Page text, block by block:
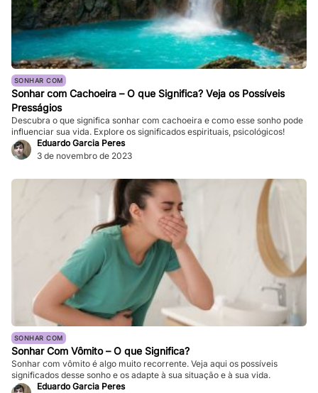
SONHAR COM
Sonhar com Cachoeira – O que Significa? Veja os Possíveis
Presságios
Descubra o que significa sonhar com cachoeira e como esse sonho pode
influenciar sua vida. Explore os significados espirituais, psicológicos!
Eduardo Garcia Peres
3 de novembro de 2023
SONHAR COM
Sonhar Com Vômito – O que Significa?
Sonhar com vômito é algo muito recorrente. Veja aqui os possíveis
significados desse sonho e os adapte à sua situação e à sua vida.
Eduardo Garcia Peres